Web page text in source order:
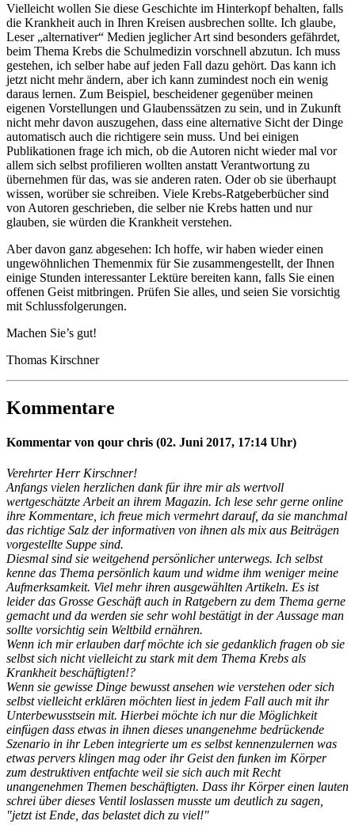
Vielleicht wollen Sie diese Geschichte im Hinterkopf behalten, falls
die Krankheit auch in Ihren Kreisen ausbrechen sollte. Ich glaube,
Leser „alternativer“ Medien jeglicher Art sind besonders gefährdet,
beim Thema Krebs die Schulmedizin vorschnell abzutun. Ich muss
gestehen, ich selber habe auf jeden Fall dazu gehört. Das kann ich
jetzt nicht mehr ändern, aber ich kann zumindest noch ein wenig
daraus lernen. Zum Beispiel, bescheidener gegenüber meinen
eigenen Vorstellungen und Glaubenssätzen zu sein, und in Zukunft
nicht mehr davon auszugehen, dass eine alternative Sicht der Dinge
automatisch auch die richtigere sein muss. Und bei einigen
Publikationen frage ich mich, ob die Autoren nicht wieder mal vor
allem sich selbst profilieren wollten anstatt Verantwortung zu
übernehmen für das, was sie anderen raten. Oder ob sie überhaupt
wissen, worüber sie schreiben. Viele Krebs-Ratgeberbücher sind
von Autoren geschrieben, die selber nie Krebs hatten und nur
glauben, sie würden die Krankheit verstehen.
Aber davon ganz abgesehen: Ich hoffe, wir haben wieder einen
ungewöhnlichen Themenmix für Sie zusammengestellt, der Ihnen
einige Stunden interessanter Lektüre bereiten kann, falls Sie einen
offenen Geist mitbringen. Prüfen Sie alles, und seien Sie vorsichtig
mit Schlussfolgerungen.
Machen Sie’s gut!
Thomas Kirschner
Kommentare
Kommentar von qour chris (02. Juni 2017, 17:14 Uhr)
Verehrter Herr Kirschner!
Anfangs vielen herzlichen dank für ihre mir als wertvoll
wertgeschätzte Arbeit an ihrem Magazin. Ich lese sehr gerne online
ihre Kommentare, ich freue mich vermehrt darauf, da sie manchmal
das richtige Salz der informativen von ihnen als mix aus Beiträgen
vorgestellte Suppe sind.
Diesmal sind sie weitgehend persönlicher unterwegs. Ich selbst
kenne das Thema persönlich kaum und widme ihm weniger meine
Aufmerksamkeit. Viel mehr ihren ausgewählten Artikeln. Es ist
leider das Grosse Geschäft auch in Ratgebern zu dem Thema gerne
gemacht und da werden sie sehr wohl bestätigt in der Aussage man
sollte vorsichtig sein Weltbild ernähren.
Wenn ich mir erlauben darf möchte ich sie gedanklich fragen ob sie
selbst sich nicht vielleicht zu stark mit dem Thema Krebs als
Krankheit beschäftigten!?
Wenn sie gewisse Dinge bewusst ansehen wie verstehen oder sich
selbst vielleicht erklären möchten liest in jedem Fall auch mit ihr
Unterbewusstsein mit. Hierbei möchte ich nur die Möglichkeit
einfügen dass etwas in ihnen dieses unangenehme bedrückende
Szenario in ihr Leben integrierte um es selbst kennenzulernen was
etwas pervers klingen mag oder ihr Geist den funken im Körper
zum destruktiven entfachte weil sie sich auch mit Recht
unangenehmen Themen beschäftigten. Dass ihr Körper einen lauten
schrei über dieses Ventil loslassen musste um deutlich zu sagen,
"jetzt ist Ende, das belastet dich zu viel!"